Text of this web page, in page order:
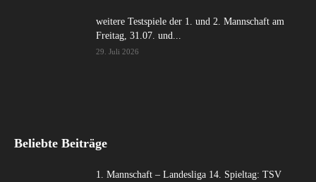
weitere Testspiele der 1. und 2. Mannschaft am
Freitag, 31.07. und...
29. Juli 2026
Beliebte Beiträge
1. Mannschaft – Landesliga 14. Spieltag: TSV